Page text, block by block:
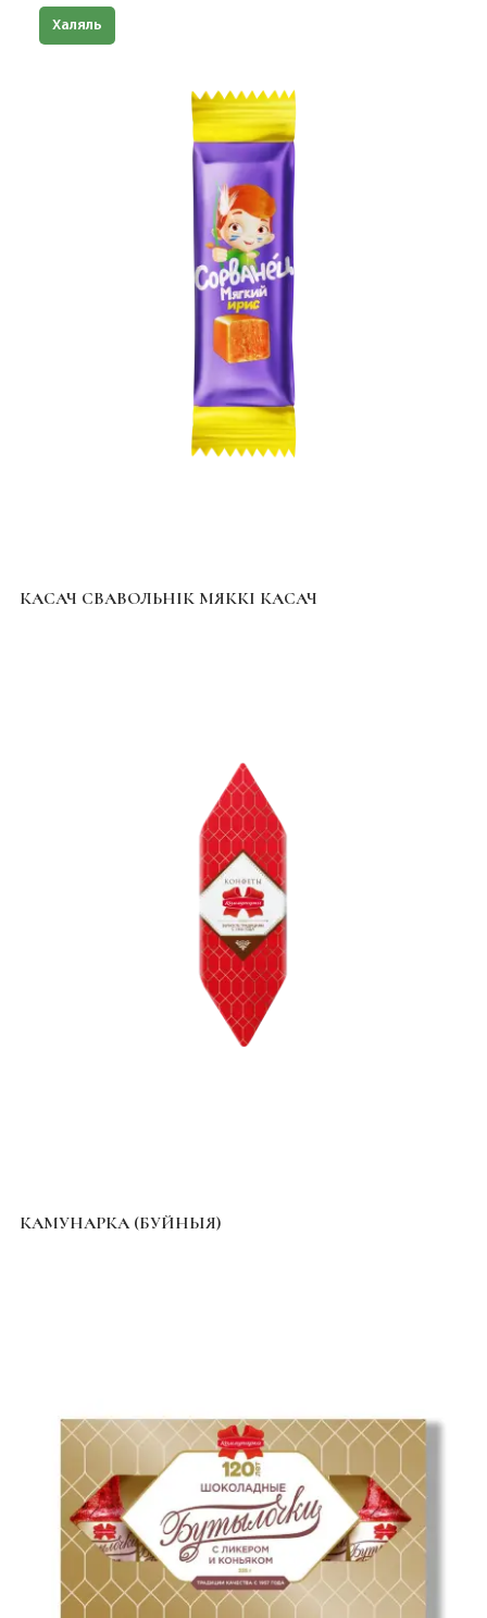
Халяль
КАСАЧ СВАВОЛЬНІК МЯККІ КАСАЧ
КАМУНАРКА (БУЙНЫЯ)